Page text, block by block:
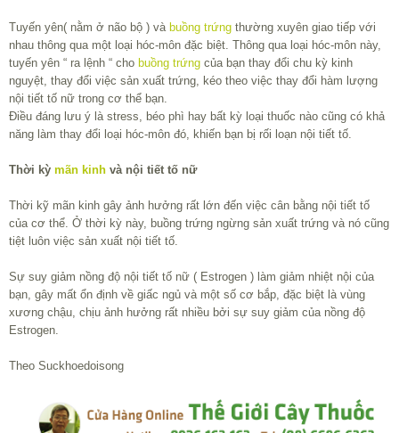
Tuyến yên( nằm ở não bộ ) và buồng trứng thường xuyên giao tiếp với
nhau thông qua một loại hóc-môn đặc biệt. Thông qua loại hóc-môn này,
tuyến yên “ ra lệnh “ cho buồng trứng của bạn thay đổi chu kỳ kinh
nguyệt, thay đổi việc sản xuất trứng, kéo theo việc thay đổi hàm lượng
nội tiết tố nữ trong cơ thể bạn.
Điều đáng lưu ý là stress, béo phì hay bất kỳ loại thuốc nào cũng có khả
năng làm thay đổi loại hóc-môn đó, khiến bạn bị rối loạn nội tiết tố.
Thời kỳ mãn kinh và nội tiết tố nữ
Thời kỹ mãn kinh gây ảnh hưởng rất lớn đến việc cân bằng nội tiết tố
của cơ thể. Ở thời kỳ này, buồng trứng ngừng sản xuất trứng và nó cũng
tiệt luôn việc sản xuất nội tiết tố.
Sự suy giảm nồng độ nội tiết tố nữ ( Estrogen ) làm giảm nhiệt nội của
bạn, gây mất ổn định về giấc ngủ và một số cơ bắp, đặc biệt là vùng
xương chậu, chịu ảnh hưởng rất nhiều bởi sự suy giảm của nồng độ
Estrogen.
Theo Suckhoedoisong